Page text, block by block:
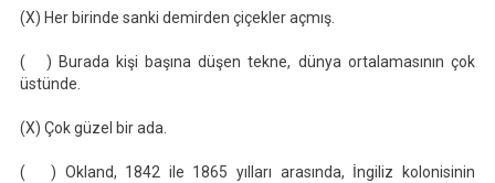
(X) Her birinde sanki demirden çiçekler açmış.
( ) Burada kişi başına düşen tekne, dünya ortalamasının çok
üstünde.
(X) Çok güzel bir ada.
( ) Okland, 1842 ile 1865 yılları arasında, İngiliz kolonisinin